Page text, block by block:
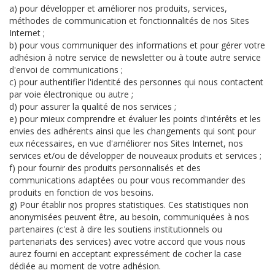
a) pour développer et améliorer nos produits, services,
méthodes de communication et fonctionnalités de nos Sites
Internet ;
b) pour vous communiquer des informations et pour gérer votre
adhésion à notre service de newsletter ou à toute autre service
d'envoi de communications ;
c) pour authentifier l'identité des personnes qui nous contactent
par voie électronique ou autre ;
d) pour assurer la qualité de nos services ;
e) pour mieux comprendre et évaluer les points d'intérêts et les
envies des adhérents ainsi que les changements qui sont pour
eux nécessaires, en vue d'améliorer nos Sites Internet, nos
services et/ou de développer de nouveaux produits et services ;
f) pour fournir des produits personnalisés et des
communications adaptées ou pour vous recommander des
produits en fonction de vos besoins.
g) Pour établir nos propres statistiques. Ces statistiques non
anonymisées peuvent être, au besoin, communiquées à nos
partenaires (c'est à dire les soutiens institutionnels ou
partenariats des services) avec votre accord que vous nous
aurez fourni en acceptant expressément de cocher la case
dédiée au moment de votre adhésion.